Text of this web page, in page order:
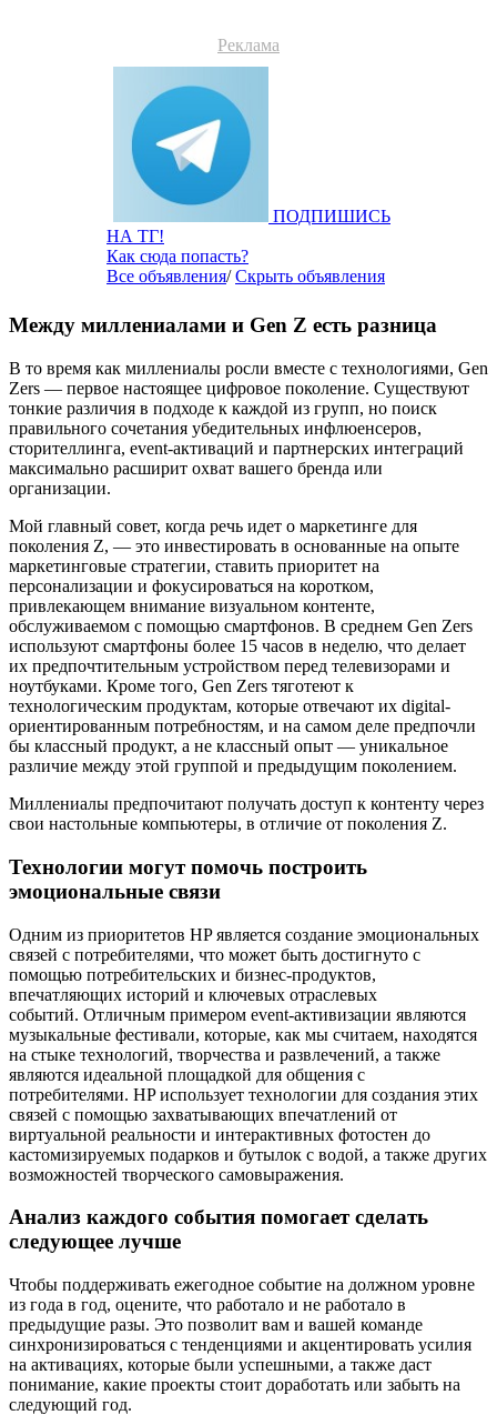
Реклама
ПОДПИШИСЬ
НА ТГ!
Как сюда попасть?
Все объявления/Скрыть объявления
Между миллениалами и Gen Z есть разница
В то время как миллениалы росли вместе с технологиями, Gen
Zers — первое настоящее цифровое поколение. Существуют
тонкие различия в подходе к каждой из групп, но поиск
правильного сочетания убедительных инфлюенсеров,
сторителлинга, event-активаций и партнерских интеграций
максимально расширит охват вашего бренда или
организации.
Мой главный совет, когда речь идет о маркетинге для
поколения Z, — это инвестировать в основанные на опыте
маркетинговые стратегии, ставить приоритет на
персонализации и фокусироваться на коротком,
привлекающем внимание визуальном контенте,
обслуживаемом с помощью смартфонов. В среднем Gen Zers
используют смартфоны более 15 часов в неделю, что делает
их предпочтительным устройством перед телевизорами и
ноутбуками. Кроме того, Gen Zers тяготеют к
технологическим продуктам, которые отвечают их digital-
ориентированным потребностям, и на самом деле предпочли
бы классный продукт, а не классный опыт — уникальное
различие между этой группой и предыдущим поколением.
Миллениалы предпочитают получать доступ к контенту через
свои настольные компьютеры, в отличие от поколения Z.
Технологии могут помочь построить
эмоциональные связи
Одним из приоритетов HP является создание эмоциональных
связей с потребителями, что может быть достигнуто с
помощью потребительских и бизнес-продуктов,
впечатляющих историй и ключевых отраслевых
событий. Отличным примером event-активизации являются
музыкальные фестивали, которые, как мы считаем, находятся
на стыке технологий, творчества и развлечений, а также
являются идеальной площадкой для общения с
потребителями. HP использует технологии для создания этих
связей с помощью захватывающих впечатлений от
виртуальной реальности и интерактивных фотостен до
кастомизируемых подарков и бутылок с водой, а также других
возможностей творческого самовыражения.
Анализ каждого события помогает сделать
следующее лучше
Чтобы поддерживать ежегодное событие на должном уровне
из года в год, оцените, что работало и не работало в
предыдущие разы. Это позволит вам и вашей команде
синхронизироваться с тенденциями и акцентировать усилия
на активациях, которые были успешными, а также даст
понимание, какие проекты стоит доработать или забыть на
следующий год.